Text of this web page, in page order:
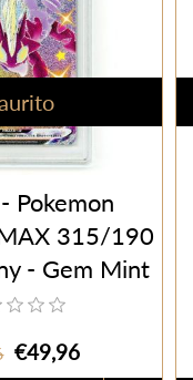
Pokemon
315/190
- Gem Mint
€49,96